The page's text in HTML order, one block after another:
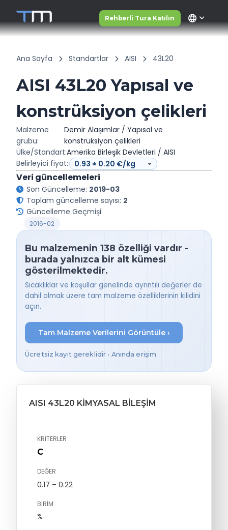
Rehberli Tura Katılın language
Ana Sayfa Standartlar AISI 43L20
AISI 43L20 Yapısal ve
konstrüksiyon çelikleri
Malzeme
grubu:
Demir Alaşımlar / Yapısal ve
konstrüksiyon çelikleri
Ülke/Standart:Amerika Birleşik Devletleri / AISI
Belirleyici fiyat:
Veri güncellemeleri
Son Güncelleme: 2019-03
Toplam güncelleme sayısı: 2
Güncelleme Geçmişi
2016-02
Bu malzemenin 138 özelliği vardır -
burada yalnızca bir alt kümesi
gösterilmektedir.
Sıcaklıklar ve koşullar genelinde ayrıntılı değerler de
dahil olmak üzere tam malzeme özelliklerinin kilidini
açın.
Tam Malzeme Verilerini Görüntüle ›
Ücretsiz kayıt gereklidir • Anında erişim
AISI 43L20 KIMYASAL BILEŞIM
KRITERLER
C
DEĞER
0.17 – 0.22
BIRIM
%